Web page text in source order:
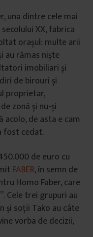
una dintre cele mai
XX, fabrica
orașul: multe arii
au rămas niște
imobiliari și
de birouri și
proprietar,
zonă și nu-și
de asta e cam
fost cedat.
de euro cu
FABER, în semn de
Homo Faber, care
Cele trei grupuri au
soții Tako au câte
vorba de decizii,